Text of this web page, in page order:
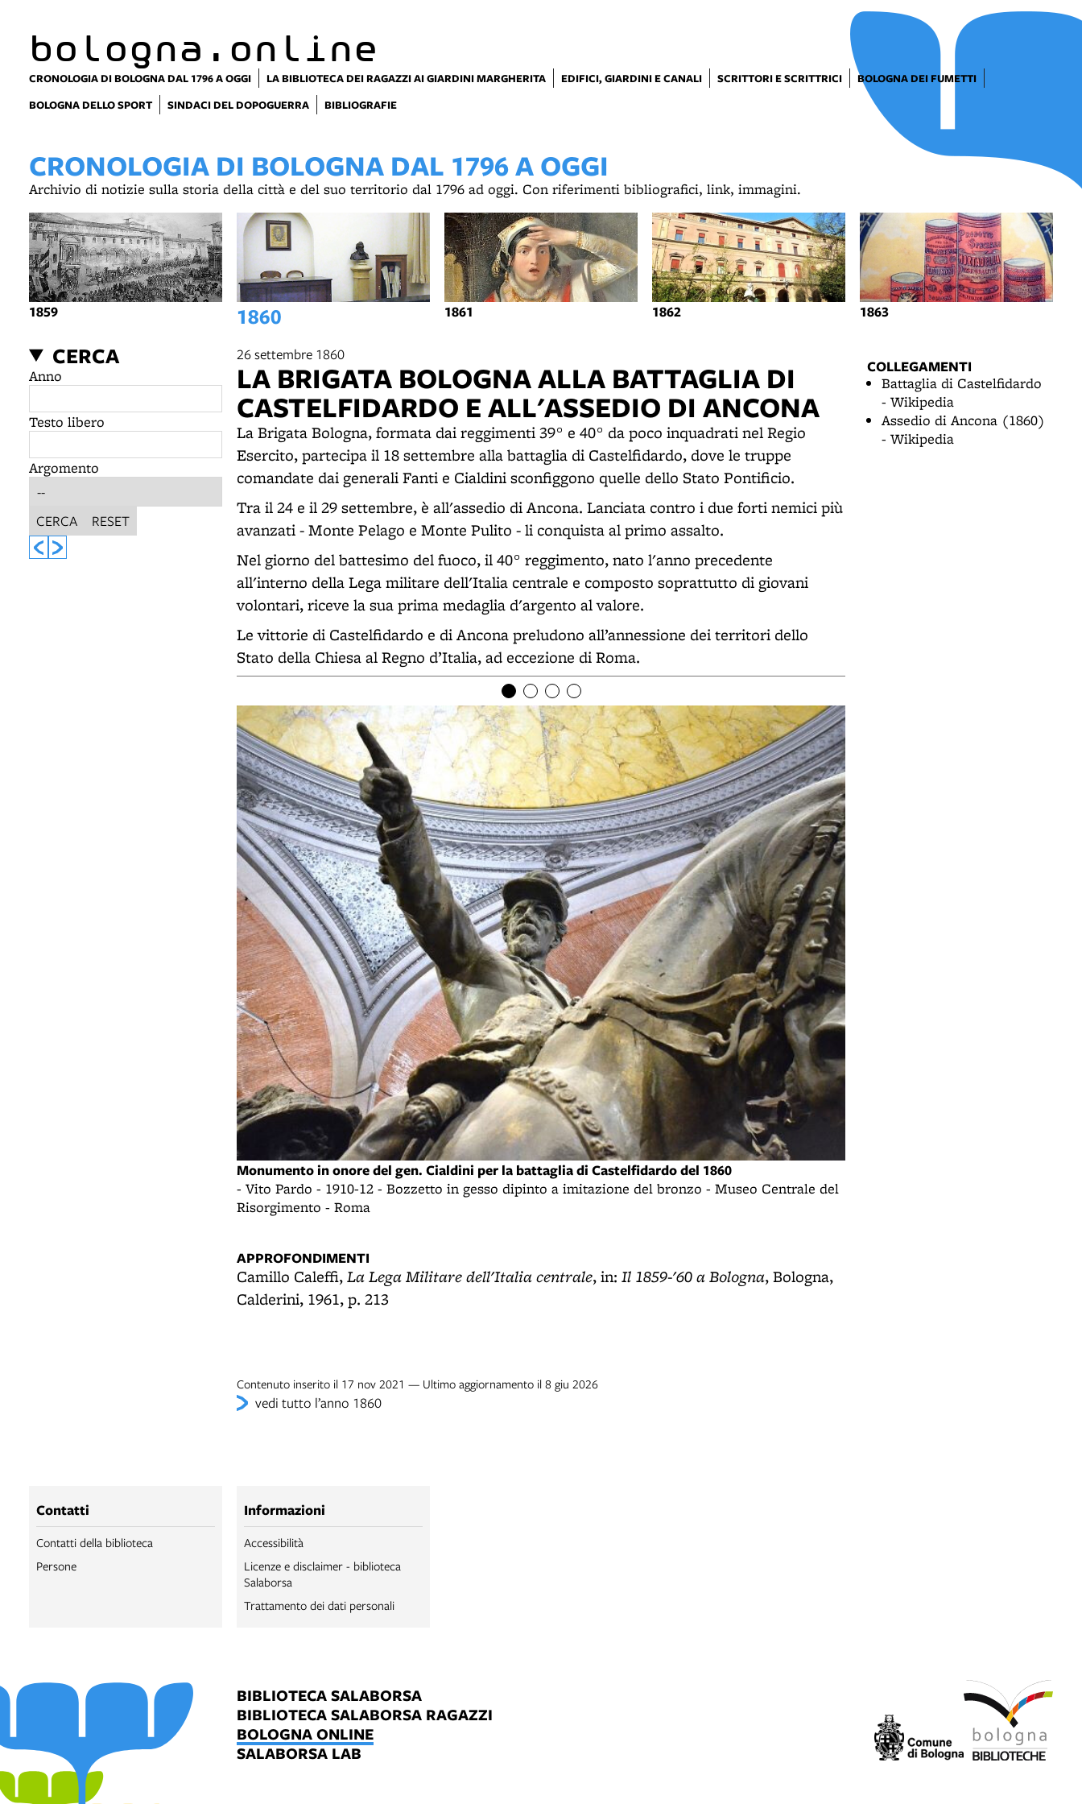
bologna.online
CRONOLOGIA DI BOLOGNA DAL 1796 A OGGI LA BIBLIOTECA DEI RAGAZZI AI GIARDINI MARGHERITA EDIFICI, GIARDINI E CANALI SCRITTORI E SCRITTRICI
BOLOGNA DEI FUMETTI
BOLOGNA DELLO SPORT
SINDACI DEL DOPOGUERRA BIBLIOGRAFIE
CRONOLOGIA DI BOLOGNA DAL 1796 A OGGI
Archivio di notizie sulla storia della città e del suo territorio dal 1796 ad oggi. Con riferimenti bibliografici, link, immagini.
1859 1860 1861 1862 1863
CERCA
Anno
Testo libero
Argomento
CERCA RESET
26 settembre 1860
LA BRIGATA BOLOGNA ALLA BATTAGLIA DI
CASTELFIDARDO E ALL'ASSEDIO DI ANCONA
La Brigata Bologna, formata dai reggimenti 39° e 40° da poco inquadrati nel Regio
Esercito, partecipa il 18 settembre alla battaglia di Castelfidardo, dove le truppe
comandate dai generali Fanti e Cialdini sconfiggono quelle dello Stato Pontificio.
Tra il 24 e il 29 settembre, è all'assedio di Ancona. Lanciata contro i due forti nemici più
avanzati - Monte Pelago e Monte Pulito - li conquista al primo assalto.
Nel giorno del battesimo del fuoco, il 40° reggimento, nato l'anno precedente
all'interno della Lega militare dell'Italia centrale e composto soprattutto di giovani
volontari, riceve la sua prima medaglia d'argento al valore.
Le vittorie di Castelfidardo e di Ancona preludono all’annessione dei territori dello
Stato della Chiesa al Regno d’Italia, ad eccezione di Roma.
Monumento in onore del gen. Cialdini per la battaglia di Castelfidardo del 1860
- Vito Pardo - 1910-12 - Bozzetto in gesso dipinto a imitazione del bronzo - Museo Centrale del
Risorgimento - Roma
APPROFONDIMENTI
Camillo Caleffi,La Lega Militare dell'Italia centrale, in: Il 1859-'60 a Bologna, Bologna,
Calderini, 1961, p. 213
Contenuto inserito il 17 nov 2021 — Ultimo aggiornamento il 8 giu 2026
vedi tutto l’anno 1860
COLLEGAMENTI
Battaglia di Castelfidardo
- Wikipedia
Assedio di Ancona (1860)
- Wikipedia
Contatti
Contatti della biblioteca
Persone
Informazioni
Accessibilità
Licenze e disclaimer - biblioteca
Salaborsa
Trattamento dei dati personali
BIBLIOTECA SALABORSA
BIBLIOTECA SALABORSA RAGAZZI
BOLOGNA ONLINE
SALABORSA LAB